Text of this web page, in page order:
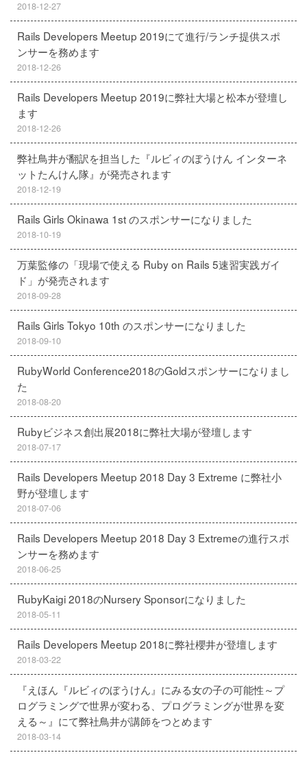
2018-12-27
Rails Developers Meetup 2019にて進行/ランチ提供スポ
ンサーを務めます
2018-12-26
Rails Developers Meetup 2019に弊社大場と松本が登壇し
ます
2018-12-26
弊社鳥井が翻訳を担当した『ルビィのぼうけん インターネ
ットたんけん隊』が発売されます
2018-12-19
Rails Girls Okinawa 1st のスポンサーになりました
2018-10-19
万葉監修の「現場で使える Ruby on Rails 5速習実践ガイ
ド」が発売されます
2018-09-28
Rails Girls Tokyo 10th のスポンサーになりました
2018-09-10
RubyWorld Conference2018のGoldスポンサーになりまし
た
2018-08-20
Rubyビジネス創出展2018に弊社大場が登壇します
2018-07-17
Rails Developers Meetup 2018 Day 3 Extreme に弊社小
野が登壇します
2018-07-06
Rails Developers Meetup 2018 Day 3 Extremeの進行スポ
ンサーを務めます
2018-06-25
RubyKaigi 2018のNursery Sponsorになりました
2018-05-11
Rails Developers Meetup 2018に弊社櫻井が登壇します
2018-03-22
『えほん『ルビィのぼうけん』にみる女の子の可能性～プ
ログラミングで世界が変わる、プログラミングが世界を変
える～』にて弊社鳥井が講師をつとめます
2018-03-14